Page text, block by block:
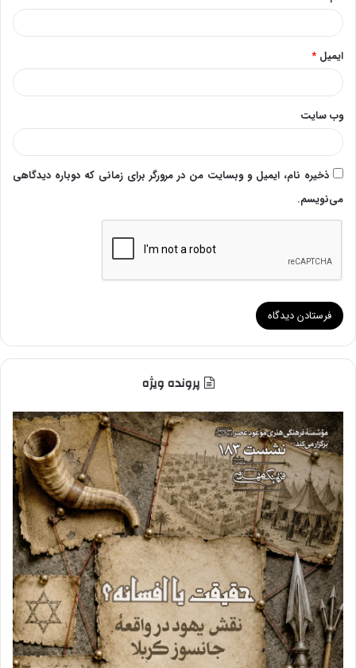
ایمیل *
وب‌ سایت
ذخیره نام، ایمیل و وبسایت من در مرورگر برای زمانی که دوباره دیدگاهی
می‌نویسم.
پرونده ویژه